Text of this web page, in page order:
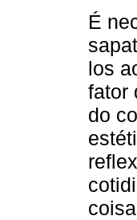
É
los
fator
do